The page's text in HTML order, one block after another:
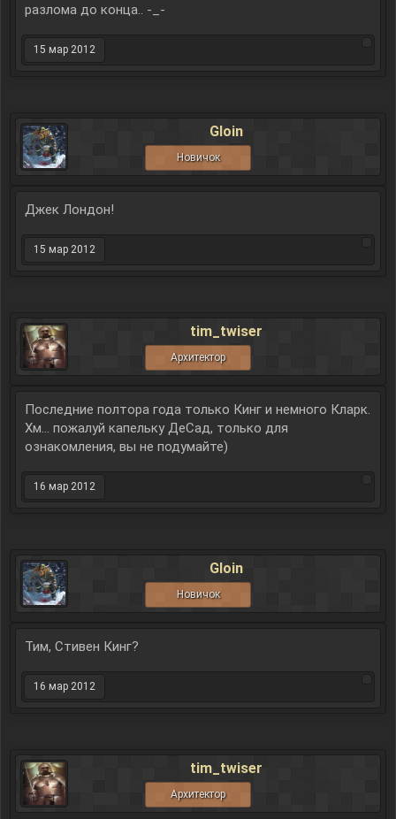
разлома до конца.. -_-
15 мар 2012
Gloin
Новичок
Джек Лондон!
15 мар 2012
tim_twiser
Архитектор
Последние полтора года только Кинг и немного Кларк.
Хм... пожалуй капельку ДеСад, только для
ознакомления, вы не подумайте)
16 мар 2012
Gloin
Новичок
Тим, Стивен Кинг?
16 мар 2012
tim_twiser
Архитектор